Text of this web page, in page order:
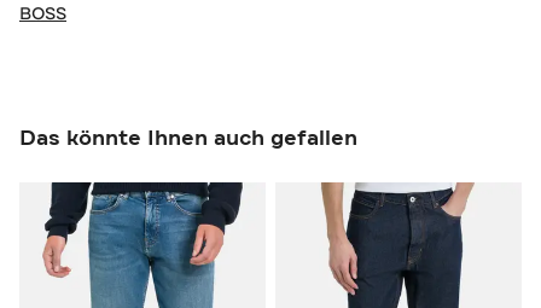
BOSS
Das könnte Ihnen auch gefallen